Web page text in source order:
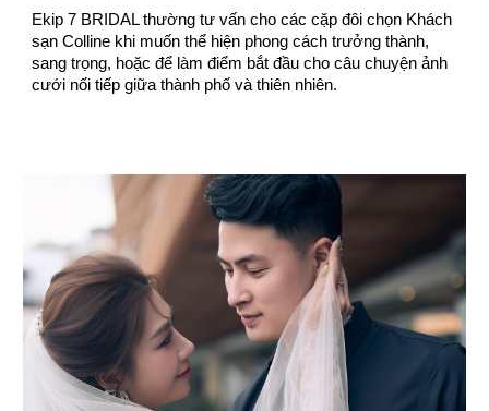
Ekip 7 BRIDAL thường tư vấn cho các cặp đôi chọn Khách
sạn Colline khi muốn thể hiện phong cách trưởng thành,
sang trọng, hoặc để làm điểm bắt đầu cho câu chuyện ảnh
cưới nối tiếp giữa thành phố và thiên nhiên.